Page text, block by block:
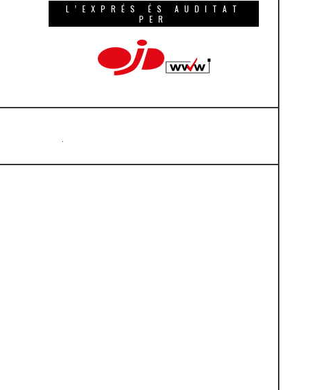
L’EXPRÉS ÉS AUDITAT
PER